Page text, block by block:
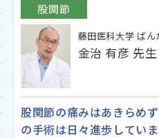
股関節
藤田医科大学 ば
金治 有彦 先生
股関節の痛みはあきらめ
の手術は日々進歩してい